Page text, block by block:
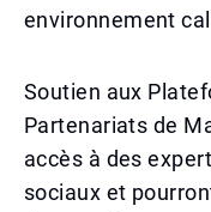
environnement
Soutien aux
Partenariats de
accès à des
sociaux et